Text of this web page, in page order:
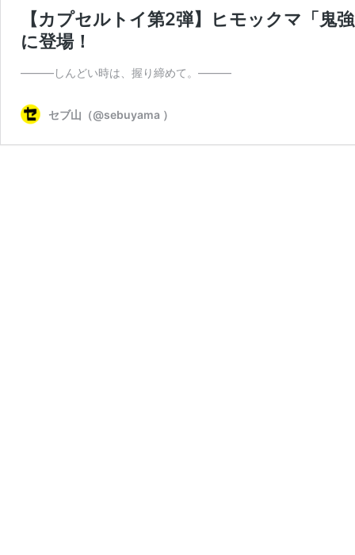
【カプセルトイ第2弾】ヒモックマ「鬼
に登場！
―――しんどい時は、握り締めて。―――
セブ山（@sebuyama ）